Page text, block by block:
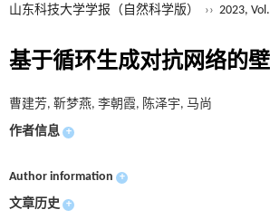
山东科技大学学报（自然科学版） ›› 2023,
基于循环生成对抗网络的
曹建芳, 靳梦燕, 李朝霞, 陈泽宇, 马尚
作者信息 +
Author information +
文章历史 +